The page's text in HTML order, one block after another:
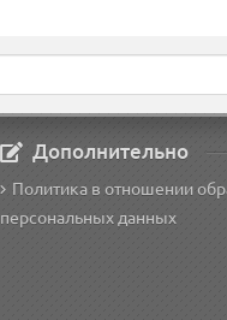
Дополнительно
Политика в отношении
персональных данных